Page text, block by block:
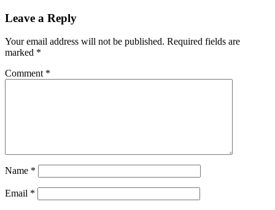
Leave a Reply
Your email address will not be published. Required fields are
marked *
Comment *
Name *
Email *